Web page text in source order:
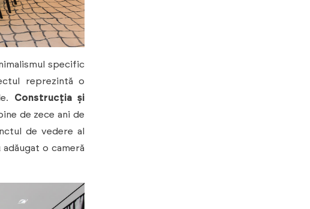
specific
reprezintă o
Construcția și
de zece ani de
de vedere al
o cameră